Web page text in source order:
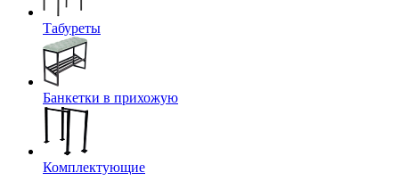
Табуреты
Банкетки в прихожую
Комплектующие